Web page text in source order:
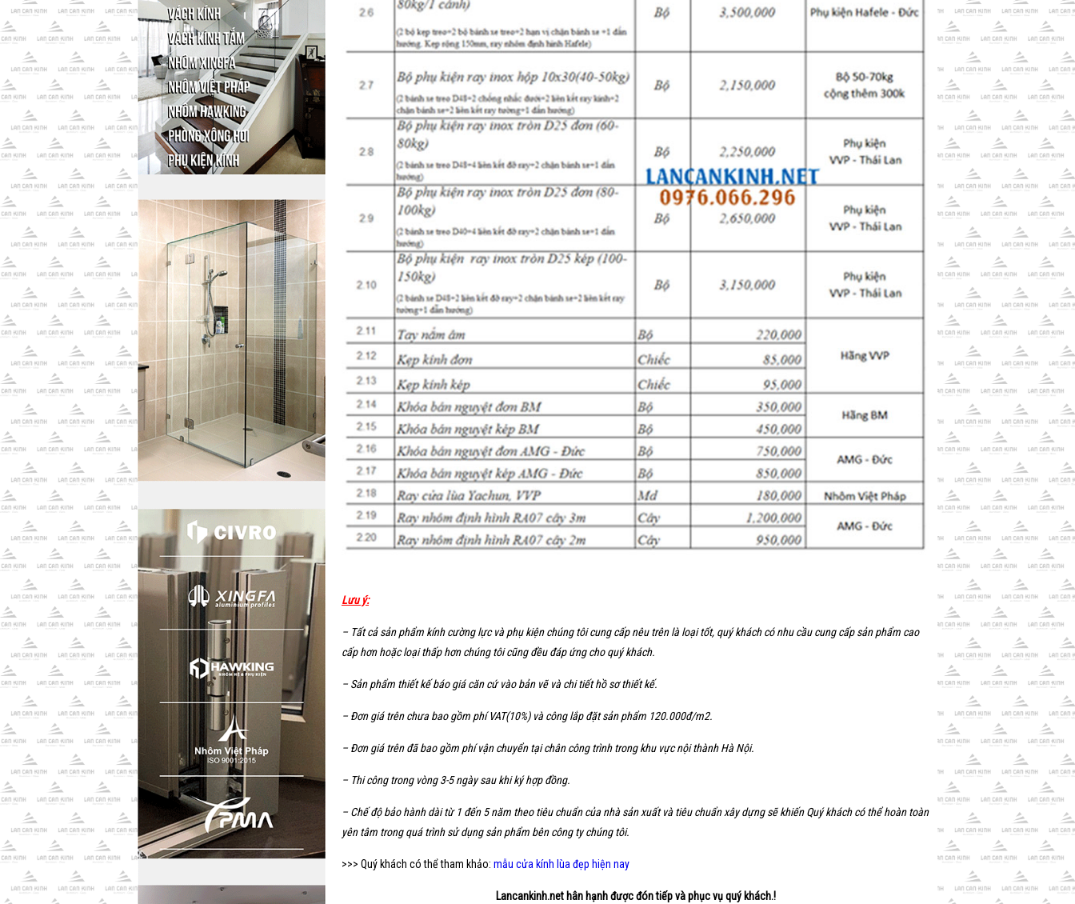
Lưu ý:
– Tất cả sản phẩm kính cường lực và phụ kiện chúng tôi cung cấp nêu trên là loại tốt, quý khách có nhu cầu cung cấp sản phẩm cao
cấp hơn hoặc loại thấp hơn chúng tôi cũng đều đáp ứng cho quý khách.
– Sản phẩm thiết kế báo giá căn cứ vào bản vẽ và chi tiết hồ sơ thiết kế.
– Đơn giá trên chưa bao gồm phí VAT(10%) và công lắp đặt sản phẩm 120.000đ/m2.
– Đơn giá trên đã bao gồm phí vận chuyển tại chân công trình trong khu vực nội thành Hà Nội.
– Thi công trong vòng 3-5 ngày sau khi ký hợp đồng.
– Chế độ bảo hành dài từ 1 đến 5 năm theo tiêu chuẩn của nhà sản xuất và tiêu chuẩn xây dựng sẽ khiến Quý khách có thể hoàn toàn
yên tâm trong quá trình sử dụng sản phẩm bên công ty chúng tôi.
>>> Quý khách có thể tham khảo: mẫu cửa kính lùa đẹp hiện nay
Lancankinh.net hân hạnh được đón tiếp và phục vụ quý khách.!